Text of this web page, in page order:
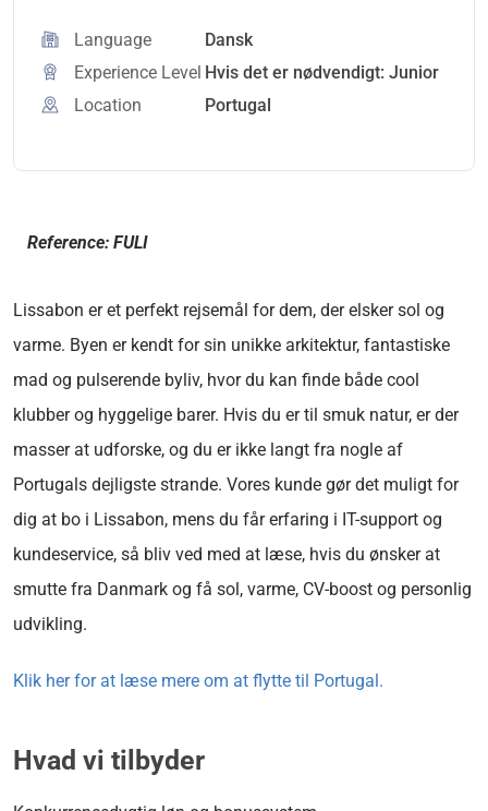
Language
Dansk
Experience Level Hvis det er nødvendigt: Junior
Location
Portugal
Reference: FULI
Lissabon er et perfekt rejsemål for dem, der elsker sol og
varme. Byen er kendt for sin unikke arkitektur, fantastiske
mad og pulserende byliv, hvor du kan finde både cool
klubber og hyggelige barer. Hvis du er til smuk natur, er der
masser at udforske, og du er ikke langt fra nogle af
Portugals dejligste strande. Vores kunde gør det muligt for
dig at bo i Lissabon, mens du får erfaring i IT-support og
kundeservice, så bliv ved med at læse, hvis du ønsker at
smutte fra Danmark og få sol, varme, CV-boost og personlig
udvikling.
Klik her for at læse mere om at flytte til Portugal.
Hvad vi tilbyder